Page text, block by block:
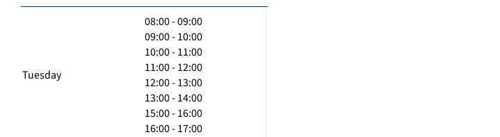
Tuesday
08:00 - 09:00
09:00 - 10:00
10:00 - 11:00
11:00 - 12:00
12:00 - 13:00
13:00 - 14:00
15:00 - 16:00
16:00 - 17:00